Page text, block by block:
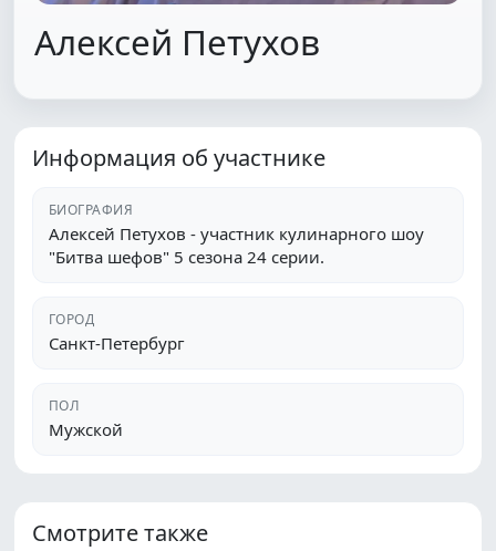
Алексей Петухов
Информация об участнике
БИОГРАФИЯ
Алексей Петухов - участник кулинарного шоу
"Битва шефов" 5 сезона 24 серии.
ГОРОД
Санкт-Петербург
ПОЛ
Мужской
Смотрите также